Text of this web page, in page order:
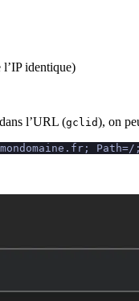
identique)
l’URL (gclid), on